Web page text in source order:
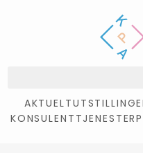
AKTUELT
KONSULENTTJENESTER